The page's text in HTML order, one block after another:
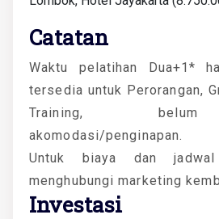
Catatan
Waktu pelatihan Dua+1*
tersedia untuk Perorangan,
Training, belum
akomodasi/penginapan.
Untuk biaya dan
menghubungi marketing
Investasi